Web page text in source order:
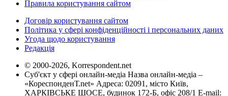
Правила користування сайтом
Договір користування сайтом
Політика у сфері конфіденційності і персональних даних
Угода щодо користування
Редакція
© 2000-2026, Korrespondent.net
Суб'єкт у сфері онлайн-медіа Назва онлайн-медіа –
«КореспонденТ.net» Адреса: 02091, місто Київ,
ХАРКІВСЬКЕ ШОСЕ, будинок 172-Б, офіс 208/1 E-mail: